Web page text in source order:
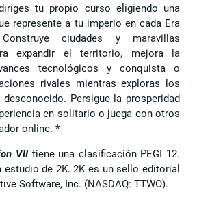
tu propio curso eligiendo una
represente a tu imperio en cada Era
ciudades y maravillas
expandir el territorio, mejora la
tecnológicos y conquista o
rivales mientras exploras los
Persigue la prosperidad
en solitario o juega con otros
online. *
VII tiene una clasificación PEGI 12.
estudio de 2K. 2K es un sello editorial
Software, Inc. (NASDAQ: TTWO).